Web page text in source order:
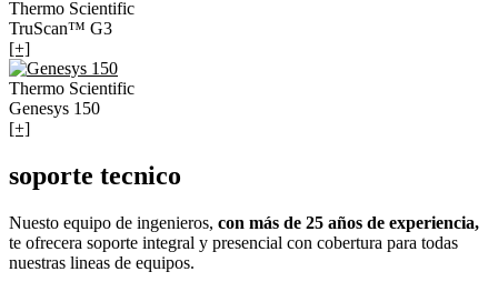
Thermo Scientific
TruScan™ G3
[+]
Thermo Scientific
Genesys 150
[+]
soporte tecnico
Nuesto equipo de ingenieros, con más de 25 años de experiencia,
te ofrecera soporte integral y presencial con cobertura para todas
nuestras lineas de equipos.